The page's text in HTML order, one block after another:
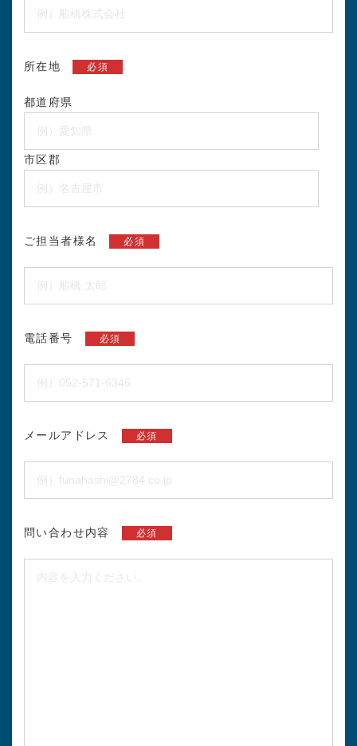
所在地 必須
都道府県
市区郡
ご担当者様名 必須
電話番号 必須
メールアドレス 必須
問い合わせ内容 必須